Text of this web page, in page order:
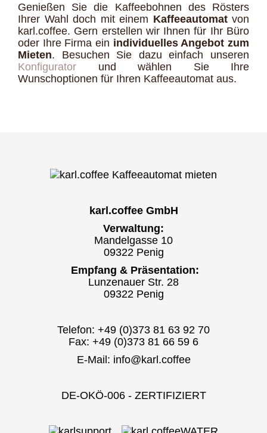
Genießen Sie die Kaffeebohnen des Rösters
Ihrer Wahl doch mit einem Kaffeeautomatvon
karl.coffee. Gern erstellen wir Ihnen für Ihr Büro
oder Ihre Firma ein individuelles Angebot zum
Mieten. Besuchen Sie dazu einfach unseren
Konfigurator und wählen Sie Ihre
Wunschoptionen für Ihren Kaffeeautomat aus.
karl.coffee GmbH
Verwaltung:
Mandelgasse 10
09322 Penig
Empfang & Präsentation:
Lunzenauer Str. 28
09322 Penig
Telefon: +49 (0)373 81 63 92 70
Fax: +49 (0)373 81 66 59 6
E-Mail: info@karl.coffee
DE-OKÖ-006 - ZERTIFIZIERT